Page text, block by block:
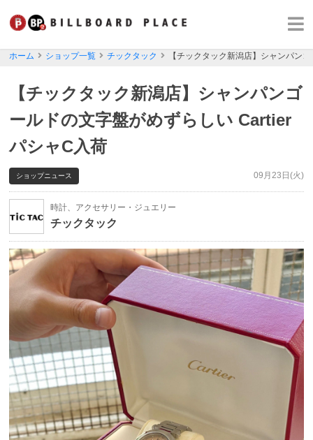
ホーム ショップ一覧 チックタック 【チックタック新潟店】シャンパン
【チックタック新潟店】シャンパンゴ
ールドの文字盤がめずらしい Cartier
パシャC入荷
09月23日(火)
ショップニュース
時計、アクセサリー・ジュエリー
チックタック